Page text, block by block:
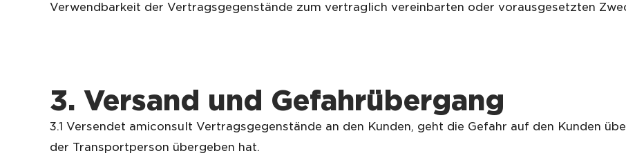
Verwendbarkeit der Vertragsgegenstände zum vertraglich vereinbarten oder vorausgesetzten
3. Versand und Gefahrübergang
3.1 Versendet amiconsult Vertragsgegenstände an den Kunden, geht die Gefahr auf den Kunden
der Transportperson übergeben hat.